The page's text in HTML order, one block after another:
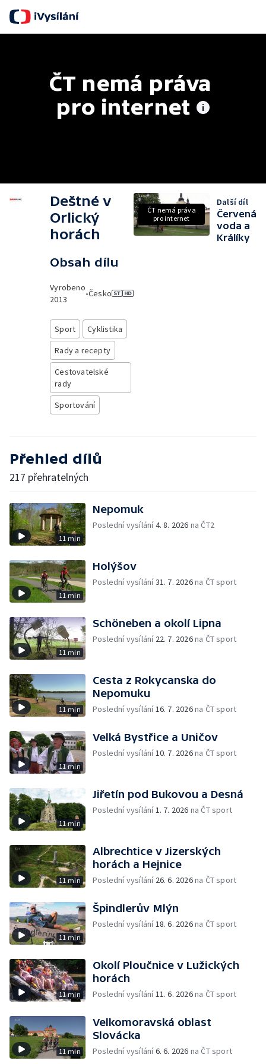
ČT nemá práva
pro internet
Deštné v
Orlický
horách
Obsah dílu
Vyrobeno
2013
•Česko
Sport
Cyklistika
Rady a recepty
Cestovatelské
rady
Sportování
ČT nemá práva
pro internet
Další díl
Červená
voda a
Králíky
Přehled dílů
217 přehratelných
11 min
Nepomuk
Poslední vysílání4. 8. 2026 na ČT2
11 min
Holýšov
Poslední vysílání31. 7. 2026na ČT sport
11 min
Schöneben a okolí Lipna
Poslední vysílání 22. 7. 2026na ČT sport
11 min
Cesta z Rokycanska do
Nepomuku
Poslední vysílání16. 7. 2026na ČT sport
11 min
Velká Bystřice a Uničov
Poslední vysílání10. 7. 2026na ČT sport
11 min
Jiřetín pod Bukovou a Desná
Poslední vysílání1. 7. 2026 na ČT sport
11 min
Albrechtice v Jizerských
horách a Hejnice
Poslední vysílání 26. 6. 2026na ČT sport
11 min
Špindlerův Mlýn
Poslední vysílání18. 6. 2026na ČT sport
11 min
Okolí Ploučnice v Lužických
horách
Poslední vysílání11. 6. 2026na ČT sport
11 min
Velkomoravská oblast
Slovácka
Poslední vysílání6. 6. 2026 na ČT sport